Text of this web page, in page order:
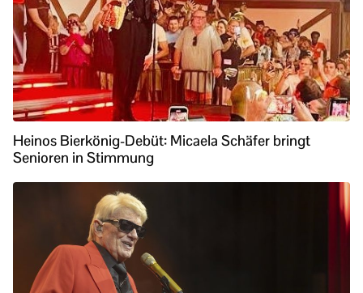
Heinos Bierkönig-Debüt: Micaela Schäfer bringt
Senioren in Stimmung